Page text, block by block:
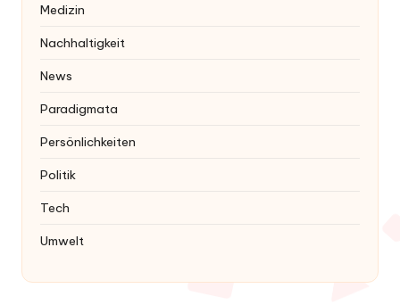
Medizin
Nachhaltigkeit
News
Paradigmata
Persönlichkeiten
Politik
Tech
Umwelt